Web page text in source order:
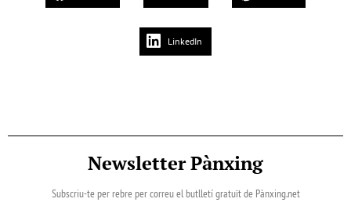
LinkedIn
Newsletter Pànxing
Subscriu-te per rebre per correu el butlletí gratuït de Pànxing.net​